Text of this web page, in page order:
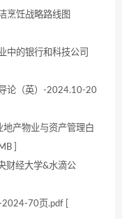
烹饪战略路线图
的银行和科技公司
论（英）-2024.10-20
产物业与资产管理白
]
财经大学&水滴公
70页.pdf [